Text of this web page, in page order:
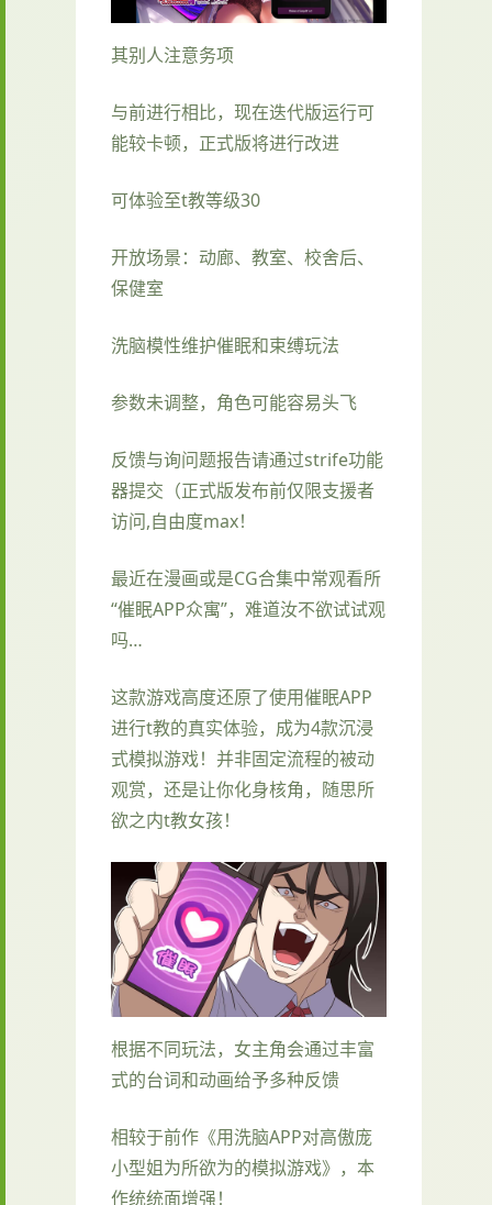
其别人注意务项
与前进行相比，现在迭代版运行可
能较卡顿，正式版将进行改进
可体验至t教等级30
开放场景：动廊、教室、校舍后、
保健室
洗脑模性维护催眠和束缚玩法
参数未调整，角色可能容易头飞
反馈与询问题报告请通过strife功能
器提交（正式版发布前仅限支援者
访问,自由度max！
最近在漫画或是CG合集中常观看所
“催眠APP众寓”，难道汝不欲试试观
吗…
这款游戏高度还原了使用催眠APP
进行t教的真实体验，成为4款沉浸
式模拟游戏！并非固定流程的被动
观赏，还是让你化身核角，随思所
欲之内t教女孩！
根据不同玩法，女主角会通过丰富
式的台词和动画给予多种反馈
相较于前作《用洗脑APP对高傲庞
小型姐为所欲为的模拟游戏》，本
作统统面增强！